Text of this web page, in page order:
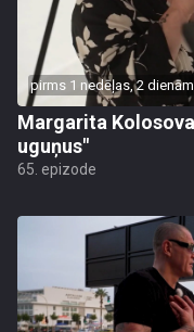
pirms 1 nedēļas, 2 dienām
Margarita
uguņus"
65. epizode